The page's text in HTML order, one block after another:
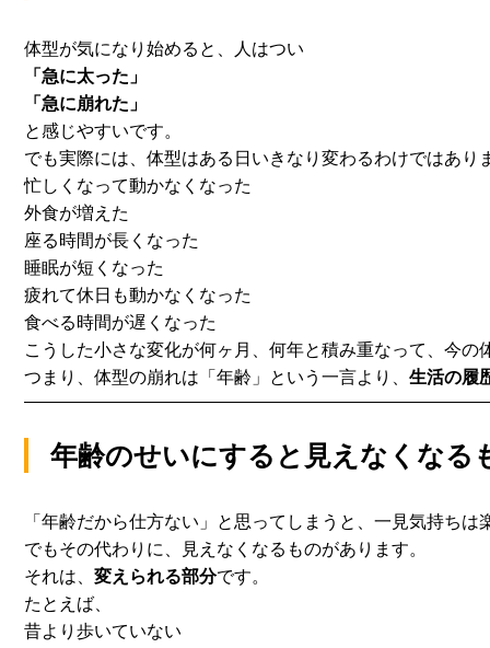
体型が気になり始めると、人はつい
「急に太った」
「急に崩れた」
と感じやすいです。
でも実際には、体型はある日いきなり変わるわけではあり
忙しくなって動かなくなった
外食が増えた
座る時間が長くなった
睡眠が短くなった
疲れて休日も動かなくなった
食べる時間が遅くなった
こうした小さな変化が何ヶ月、何年と積み重なって、今の
つまり、体型の崩れは「年齢」という一言より、生活の履
年齢のせいにすると見えなくなる
「年齢だから仕方ない」と思ってしまうと、一見気持ちは
でもその代わりに、見えなくなるものがあります。
それは、変えられる部分です。
たとえば、
昔より歩いていない